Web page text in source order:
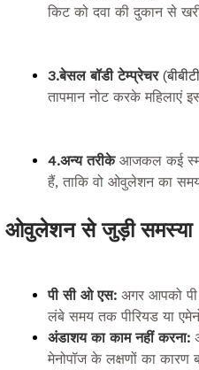
किट को दवा की दुकान से
3.बेसल बॉडी टेम्प्रेचर
तापमान नोट करके
4.अन्य तरीके आजकल कई
हैं, ताकि वो ओवुलेशन का
ओवुलेशन से जुड़ी समस्या
पी सी ओ एस: अगर आपको
लंबे समय तक पीरियड या
अंडाशय का काम नहीं करना:
मेनोपॉज के लक्षणों का कारण